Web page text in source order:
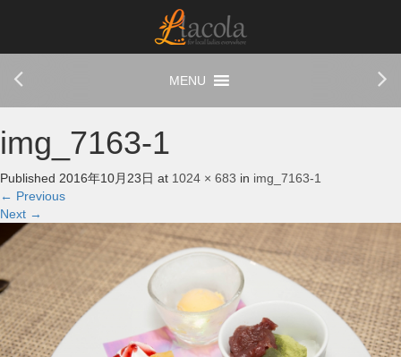
img_7163-1
Published 2016年10月23日 at 1024 × 683 in img_7163-1
← Previous
Next →